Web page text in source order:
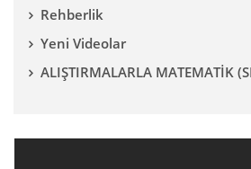
Rehberlik
Yeni Videolar
ALIŞTIRMALARLA MATEMATİK